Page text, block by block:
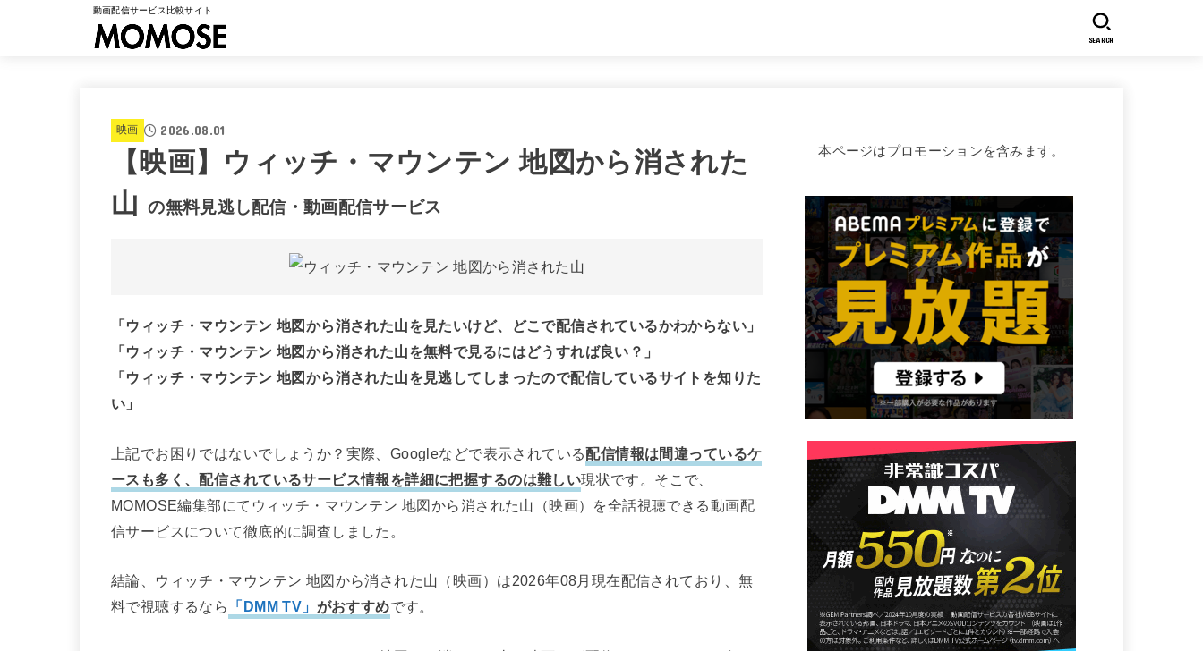
動画配信サービス比較サイト
SEARCH
映画 2026.08.01
【映画】ウィッチ・マウンテン 地図から消された
山 の無料見逃し配信・動画配信サービス
「ウィッチ・マウンテン 地図から消された山を見たいけど、どこで配信されているかわからない」
「ウィッチ・マウンテン 地図から消された山を無料で見るにはどうすれば良い？」
「ウィッチ・マウンテン 地図から消された山を見逃してしまったので配信しているサイトを知りた
い」
上記でお困りではないでしょうか？実際、Googleなどで表示されている配信情報は間違っているケ
ースも多く、配信されているサービス情報を詳細に把握するのは難しい現状です。そこで、
MOMOSE編集部にてウィッチ・マウンテン 地図から消された山（映画）を全話視聴できる動画配
信サービスについて徹底的に調査しました。
結論、ウィッチ・マウンテン 地図から消された山（映画）は2026年08月現在配信されており、無
料で視聴するなら
「DMM TV」 がおすすめです。
本ページはプロモーションを含みます。